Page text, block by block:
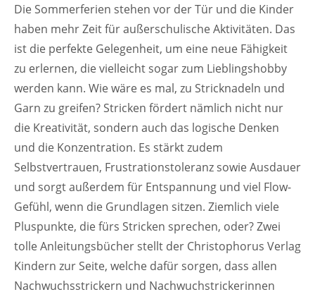
Die Sommerferien stehen vor der Tür und die Kinder
haben mehr Zeit für außerschulische Aktivitäten. Das
ist die perfekte Gelegenheit, um eine neue Fähigkeit
zu erlernen, die vielleicht sogar zum Lieblingshobby
werden kann. Wie wäre es mal, zu Stricknadeln und
Garn zu greifen? Stricken fördert nämlich nicht nur
die Kreativität, sondern auch das logische Denken
und die Konzentration. Es stärkt zudem
Selbstvertrauen, Frustrationstoleranz sowie Ausdauer
und sorgt außerdem für Entspannung und viel Flow-
Gefühl, wenn die Grundlagen sitzen. Ziemlich viele
Pluspunkte, die fürs Stricken sprechen, oder? Zwei
tolle Anleitungsbücher stellt der Christophorus Verlag
Kindern zur Seite, welche dafür sorgen, dass allen
Nachwuchsstrickern und Nachwuchstrickerinnen